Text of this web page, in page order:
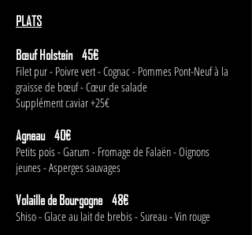
PLATS
Bœuf Holstein 45€
Filet pur - Poivre vert - Cognac - Pommes Pont-Neuf à la
graisse de bœuf - Cœur de salade
Supplément caviar +25€
Agneau 40€
Petits pois - Garum - Fromage de Falaën - Oignons
jeunes - Asperges sauvages
Volaille de Bourgogne 48€
Shiso - Glace au lait de brebis - Sureau - Vin rouge